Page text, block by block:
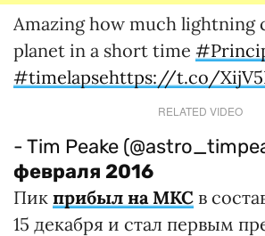
Amazing how much lightning
planet in a short time
#timelapsehttps://t.co/
RELATED VIDEO
- Tim Peake
февраля 2016
Пик прибыл на МКС в
15 декабря и стал первым